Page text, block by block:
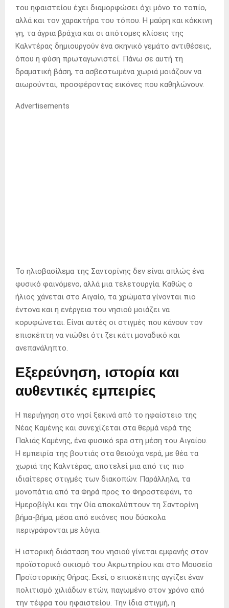
του ηφαιστείου έχει διαμορφώσει όχι μόνο το τοπίο,
αλλά και τον χαρακτήρα του τόπου. Η μαύρη και κόκκινη
γη, τα άγρια βράχια και οι απότομες κλίσεις της
Καλντέρας δημιουργούν ένα σκηνικό γεμάτο αντιθέσεις,
όπου η φύση πρωταγωνιστεί. Πάνω σε αυτή τη
δραματική βάση, τα ασβεστωμένα χωριά μοιάζουν να
αιωρούνται, προσφέροντας εικόνες που καθηλώνουν.
Advertisements
Το ηλιοβασίλεμα της Σαντορίνης δεν είναι απλώς ένα
φυσικό φαινόμενο, αλλά μια τελετουργία. Καθώς ο
ήλιος χάνεται στο Αιγαίο, τα χρώματα γίνονται πιο
έντονα και η ενέργεια του νησιού μοιάζει να
κορυφώνεται. Είναι αυτές οι στιγμές που κάνουν τον
επισκέπτη να νιώθει ότι ζει κάτι μοναδικό και
ανεπανάληπτο.
Εξερεύνηση, ιστορία και
αυθεντικές εμπειρίες
Η περιήγηση στο νησί ξεκινά από το ηφαίστειο της
Νέας Καμένης και συνεχίζεται στα θερμά νερά της
Παλιάς Καμένης, ένα φυσικό spa στη μέση του Αιγαίου.
Η εμπειρία της βουτιάς στα θειούχα νερά, με θέα τα
χωριά της Καλντέρας, αποτελεί μια από τις πιο
ιδιαίτερες στιγμές των διακοπών. Παράλληλα, τα
μονοπάτια από τα Φηρά προς το Φηροστεφάνι, το
Ημεροβίγλι και την Οία αποκαλύπτουν τη Σαντορίνη
βήμα-βήμα, μέσα από εικόνες που δύσκολα
περιγράφονται με λόγια.
Η ιστορική διάσταση του νησιού γίνεται εμφανής στον
προϊστορικό οικισμό του Ακρωτηρίου και στο Μουσείο
Προϊστορικής Θήρας. Εκεί, ο επισκέπτης αγγίζει έναν
πολιτισμό χιλιάδων ετών, παγωμένο στον χρόνο από
την τέφρα του ηφαιστείου. Την ίδια στιγμή, η